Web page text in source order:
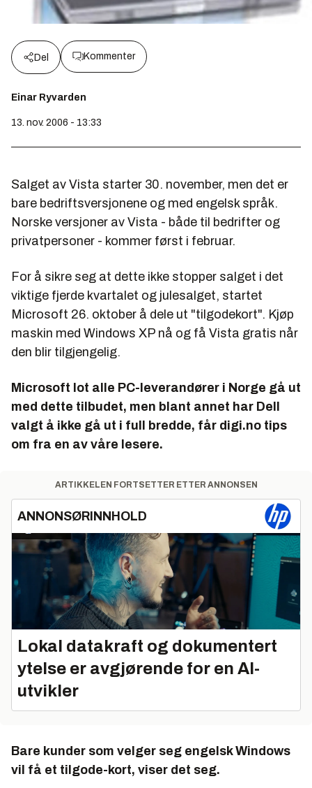
Del Kommenter
Einar Ryvarden
13. nov. 2006 - 13:33
Salget av Vista starter 30. november, men det er
bare bedriftsversjonene og med engelsk språk.
Norske versjoner av Vista - både til bedrifter og
privatpersoner - kommer først i februar.
For å sikre seg at dette ikke stopper salget i det
viktige fjerde kvartalet og julesalget, startet
Microsoft 26. oktober å dele ut "tilgodekort". Kjøp
maskin med Windows XP nå og få Vista gratis når
den blir tilgjengelig.
Microsoft lot alle PC-leverandører i Norge gå ut
med dette tilbudet, men blant annet har Dell
valgt å ikke gå ut i full bredde, får digi.no tips
om fra en av våre lesere.
ARTIKKELEN FORTSETTER ETTER ANNONSEN
ANNONSØRINNHOLD
Lokal datakraft og dokumentert
ytelse er avgjørende for en AI-
utvikler
Bare kunder som velger seg engelsk Windows
vil få et tilgode-kort, viser det seg.